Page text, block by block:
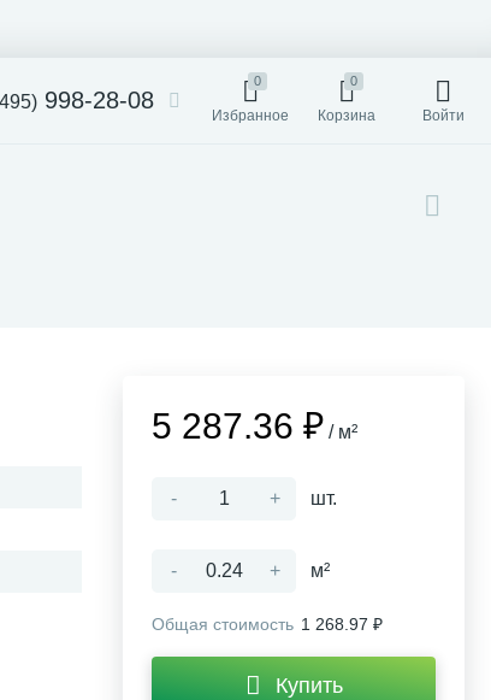
998-28-08
0
Избранное
0
Корзина Войти
5 287.36 ₽ / м²
- + шт.
- + м²
Общая стоимость 1 268.97 ₽
Купить